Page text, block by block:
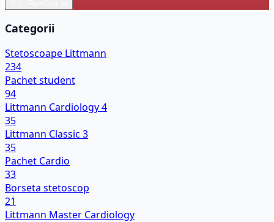
Categorii
Stetoscoape Littmann
234
Pachet student
94
Littmann Cardiology 4
35
Littmann Classic 3
35
Pachet Cardio
33
Borseta stetoscop
21
Littmann Master Cardiology